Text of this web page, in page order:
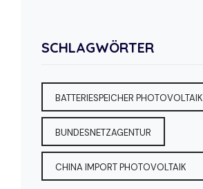
SCHLAGWÖRTER
BATTERIESPEICHER PHOTOVOLTAIK
BUNDESNETZAGENTUR
CHINA IMPORT PHOTOVOLTAIK